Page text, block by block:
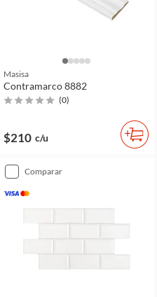
Masisa
Contramarco 8882
(0)
$210 c/u
comparar